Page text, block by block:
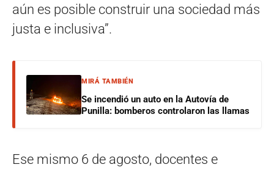
aún es posible construir una sociedad más
justa e inclusiva”.
MIRÁ TAMBIÉN
Se incendió un auto en la Autovía de
Punilla: bomberos controlaron las llamas
Ese mismo 6 de agosto, docentes e